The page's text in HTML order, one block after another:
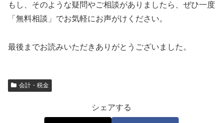
もし、そのような疑問やご相談がありましたら、ぜひ一度
「無料相談」でお気軽にお声がけください。
最後までお読みいただきありがとうございました。
会計・税金
シェアする